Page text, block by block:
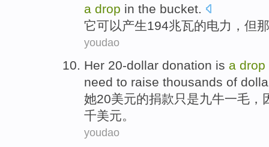
a drop in the bucket.
它可以产生194兆瓦的电力 ， 但那
youdao
Her 20-dollar donation is a drop
need to raise thousands of
她20美元的捐款只是九牛一毛 ，
千美元。
youdao